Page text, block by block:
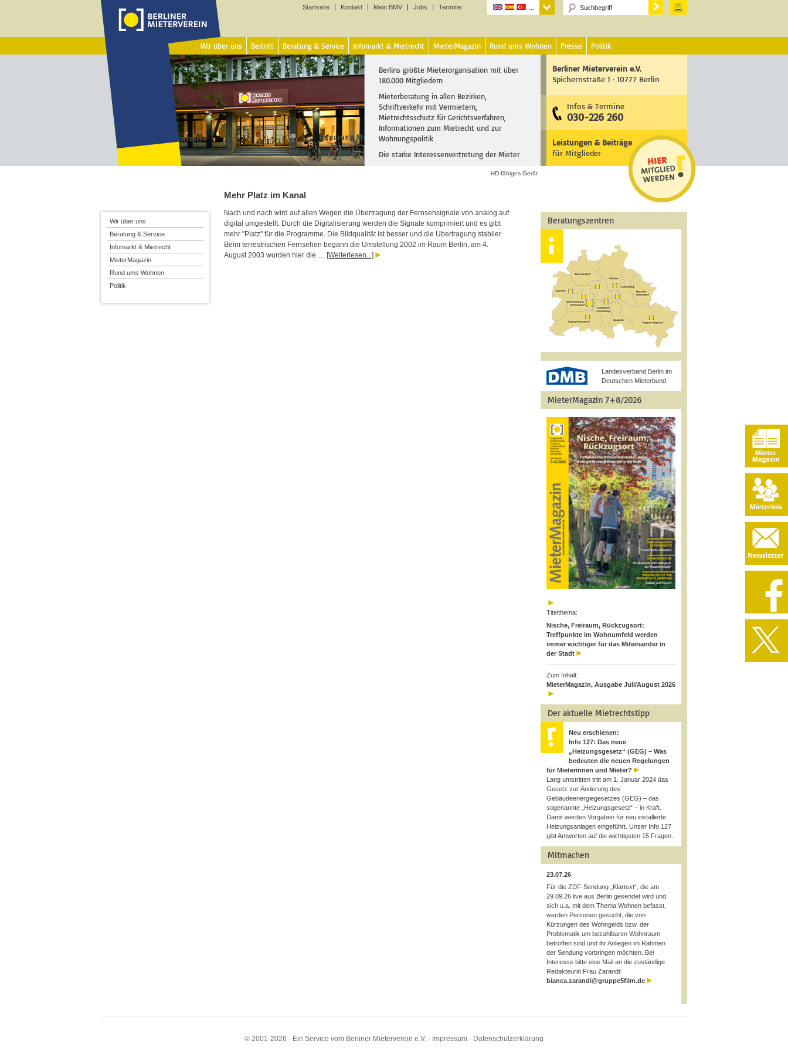
Startseite Kontakt Mein BMV Jobs Termine
Wir über uns Beitritt Beratung & Service Infomarkt & Mietrecht MieterMagazin Rund ums Wohnen Presse Politik
Berlins größte Mieterorganisation mit über
180.000 Mitgliedern
Mieterberatung in allen Bezirken,
Schriftverkehr mit Vermietern,
Mietrechtsschutz für Gerichtsverfahren,
Informationen zum Mietrecht und zur
Wohnungspolitik
Die starke Interessenvertretung der Mieter
Berliner Mieterverein e.V.
Spichernstraße 1 · 10777 Berlin
Infos & Termine
030-226 260
Leistungen & Beiträge
für Mitglieder
HD-fähiges Gerät
Mehr Platz im Kanal
Nach und nach wird auf allen Wegen die Übertragung der Fernsehsignale von analog auf
digital umgestellt. Durch die Digitalisierung werden die Signale komprimiert und es gibt
mehr "Platz" für die Programme. Die Bildqualität ist besser und die Übertragung stabiler.
Beim terrestrischen Fernsehen begann die Umstellung 2002 im Raum Berlin, am 4.
August 2003 wurden hier die … [Weiterlesen...]
Beratungszentren
Landesverband Berlin im
Deutschen Mieterbund
MieterMagazin 7+8/2026
Titelthema:
Nische, Freiraum, Rückzugsort:
Treffpunkte im Wohnumfeld werden
immer wichtiger für das Miteinander in
der Stadt
Zum Inhalt:
MieterMagazin, Ausgabe Juli/August 2026
Der aktuelle Mietrechtstipp
Neu erschienen:
Info 127: Das neue
„Heizungsgesetz“ (GEG) – Was
bedeuten die neuen Regelungen
für Mieterinnen und Mieter?
Lang umstritten tritt am 1. Januar 2024 das
Gesetz zur Änderung des
Gebäudeenergiegesetzes (GEG) – das
sogenannte „Heizungsgesetz“ – in Kraft.
Damit werden Vorgaben für neu installierte
Heizungsanlagen eingeführt. Unser Info 127
gibt Antworten auf die wichtigsten 15 Fragen.
Mitmachen
23.07.26
Für die ZDF-Sendung „Klartext“, die am
29.09.26 live aus Berlin gesendet wird und
sich u.a. mit dem Thema Wohnen befasst,
werden Personen gesucht, die von
Kürzungen des Wohngelds bzw. der
Problematik um bezahlbaren Wohnraum
betroffen sind und ihr Anliegen im Rahmen
der Sendung vorbringen möchten. Bei
Interesse bitte eine Mail an die zuständige
Redakteurin Frau Zarandi:
bianca.zarandi@gruppe5film.de
Wir über uns
Beratung & Service
Infomarkt & Mietrecht
MieterMagazin
Rund ums Wohnen
Politik
© 2001-2026 · Ein Service vom Berliner Mieterverein e.V. · Impressum · Datenschutzerklärung